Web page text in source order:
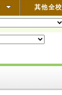
其他全